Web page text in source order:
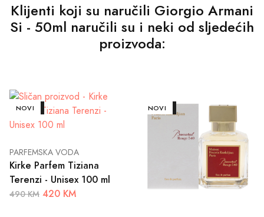
Klijenti koji su naručili Giorgio Armani
Si - 50ml naručili su i neki od sljedećih
proizvoda:
AKCIJA
NOVI
PARFEMSKA VODA
Kirke Parfem Tiziana
Terenzi - Unisex 100 ml
490 KM 420 KM
AKCIJA
NOVI